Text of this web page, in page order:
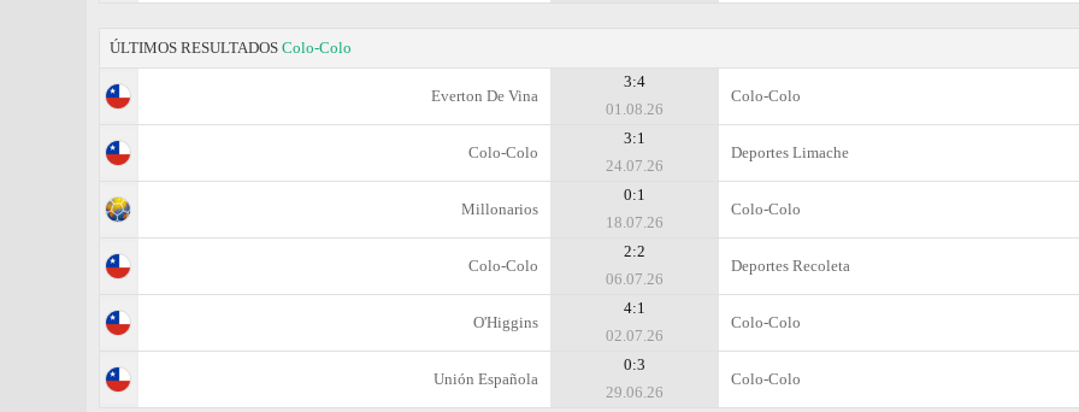
ÚLTIMOS RESULTADOS Colo-Colo
Everton De Vina
3:4
01.08.26
Colo-Colo
Colo-Colo
3:1
24.07.26
Deportes Limache
Millonarios
0:1
18.07.26
Colo-Colo
Colo-Colo
2:2
06.07.26
Deportes Recoleta
O'Higgins
4:1
02.07.26
Colo-Colo
Unión Española
0:3
29.06.26
Colo-Colo